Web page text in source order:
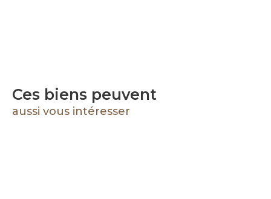
Ces biens peuvent
aussi vous intéresser